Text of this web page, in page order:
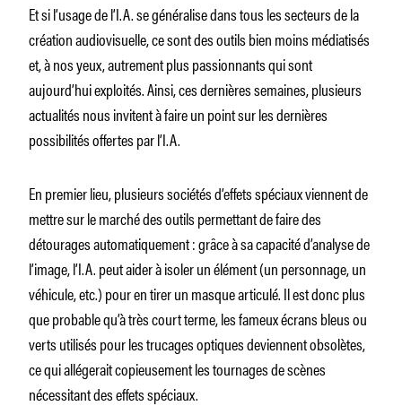
Et si l’usage de l’I.A. se généralise dans tous les secteurs de la
création audiovisuelle, ce sont des outils bien moins médiatisés
et, à nos yeux, autrement plus passionnants qui sont
aujourd’hui exploités. Ainsi, ces dernières semaines, plusieurs
actualités nous invitent à faire un point sur les dernières
possibilités offertes par l’I.A.
En premier lieu, plusieurs sociétés d’effets spéciaux viennent de
mettre sur le marché des outils permettant de faire des
détourages automatiquement : grâce à sa capacité d’analyse de
l’image, l’I.A. peut aider à isoler un élément (un personnage, un
véhicule, etc.) pour en tirer un masque articulé. Il est donc plus
que probable qu’à très court terme, les fameux écrans bleus ou
verts utilisés pour les trucages optiques deviennent obsolètes,
ce qui allégerait copieusement les tournages de scènes
nécessitant des effets spéciaux.